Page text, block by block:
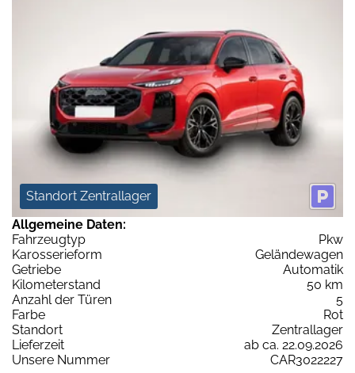
Standort Zentrallager
Allgemeine Daten:
Fahrzeugtyp
Pkw
Karosserieform
Geländewagen
Getriebe
Automatik
Kilometerstand
50 km
Anzahl der Türen
5
Farbe
Rot
Standort
Zentrallager
Lieferzeit
ab ca. 22.09.2026
Unsere Nummer
CAR3022227